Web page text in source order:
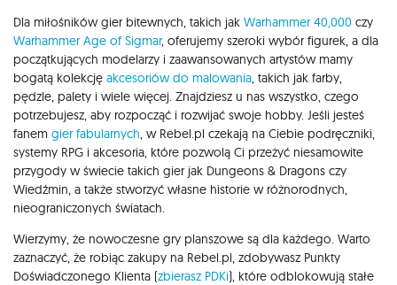
Dla miłośników gier bitewnych, takich jak Warhammer 40,000 czy
Warhammer Age of Sigmar, oferujemy szeroki wybór figurek, a dla
początkujących modelarzy i zaawansowanych artystów mamy
bogatą kolekcję akcesoriów do malowania , takich jak farby,
pędzle, palety i wiele więcej. Znajdziesz u nas wszystko, czego
potrzebujesz, aby rozpocząć i rozwijać swoje hobby. Jeśli jesteś
fanem gier fabularnych , w Rebel.pl czekają na Ciebie podręczniki,
systemy RPG i akcesoria, które pozwolą Ci przeżyć niesamowite
przygody w świecie takich gier jak Dungeons & Dragons czy
Wiedźmin, a także stworzyć własne historie w różnorodnych,
nieograniczonych światach.
Wierzymy, że nowoczesne gry planszowe są dla każdego. Warto
zaznaczyć, że robiąc zakupy na Rebel.pl, zdobywasz Punkty
Doświadczonego Klienta (zbierasz PDKi), które odblokowują stałe